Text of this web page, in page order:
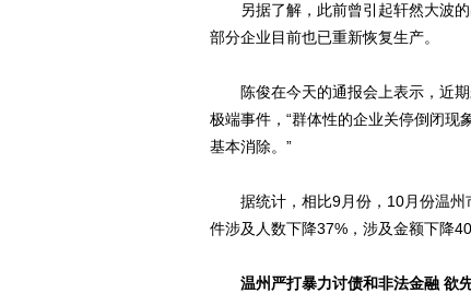
另据了解，此前曾引起轩然大波的
部分企业目前也已重新恢复生产。
陈俊在今天的通报会上表示，近期
极端事件，“群体性的企业关停倒闭现
基本消除。”
据统计，相比9月份，10月份温州
件涉及人数下降37%，涉及金额下降
温州严打暴力讨债和非法金融 欲